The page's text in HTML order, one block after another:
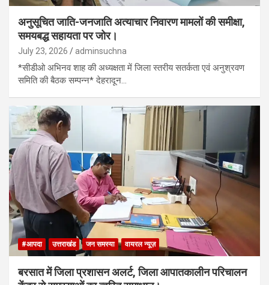
अनुसूचित जाति-जनजाति अत्याचार निवारण मामलों की समीक्षा,
समयबद्ध सहायता पर जोर।
July 23, 2026 adminsuchna
*सीडीओ अभिनव शाह की अध्यक्षता में जिला स्तरीय सतर्कता एवं अनुश्रवण
समिति की बैठक सम्पन्न* देहरादून…
#आपदा उत्तराखंड जन समस्या वायरल न्यूज़
बरसात में जिला प्रशासन अलर्ट, जिला आपातकालीन परिचालन